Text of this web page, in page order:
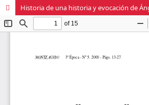
Historia de una historia y evocación de